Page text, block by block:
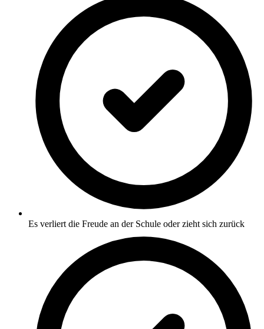
Es verliert die Freude an der Schule oder zieht sich zurück